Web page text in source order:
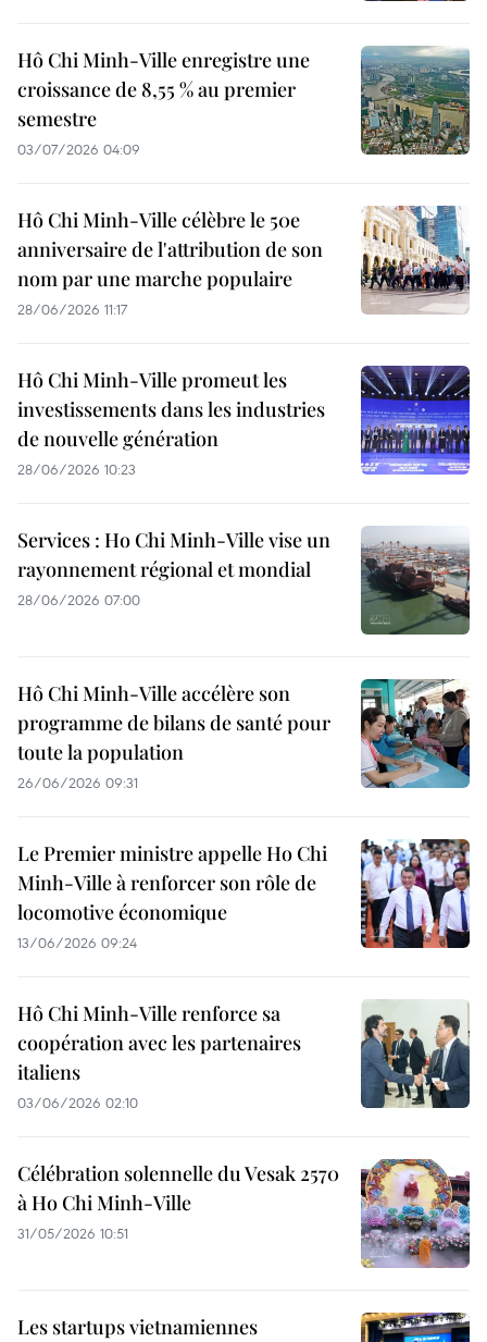
Hô Chi Minh-Ville enregistre une
croissance de 8,55 % au premier
semestre
03/07/2026 04:09
Hô Chi Minh-Ville célèbre le 50e
anniversaire de l'attribution de son
nom par une marche populaire
28/06/2026 11:17
Hô Chi Minh-Ville promeut les
investissements dans les industries
de nouvelle génération
28/06/2026 10:23
Services : Ho Chi Minh-Ville vise un
rayonnement régional et mondial
28/06/2026 07:00
Hô Chi Minh-Ville accélère son
programme de bilans de santé pour
toute la population
26/06/2026 09:31
Le Premier ministre appelle Ho Chi
Minh-Ville à renforcer son rôle de
locomotive économique
13/06/2026 09:24
Hô Chi Minh-Ville renforce sa
coopération avec les partenaires
italiens
03/06/2026 02:10
Célébration solennelle du Vesak 2570
à Ho Chi Minh-Ville
31/05/2026 10:51
Les startups vietnamiennes